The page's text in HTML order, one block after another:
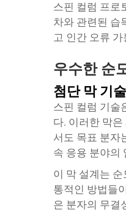
스핀 컬럼 프로
차와 관련된 습
고 인간 오류
우수한 순
첨단 막 기술
스핀 컬럼 기술
다. 이러한 막
서도 목표 분자
속 응용 분야의
이 막 설계는
통적인 방법들
은 분자의 무결